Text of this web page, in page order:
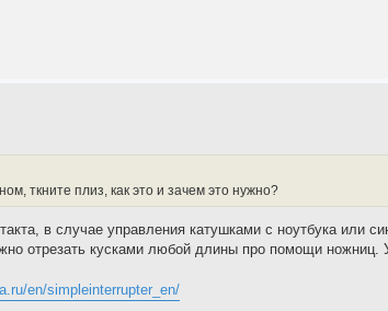
ткните плиз, как это и зачем это нужно?
в случае управления катушками с ноутбука или
отрезать кусками любой длины про помощи ножниц.
en/simpleinterrupter_en/